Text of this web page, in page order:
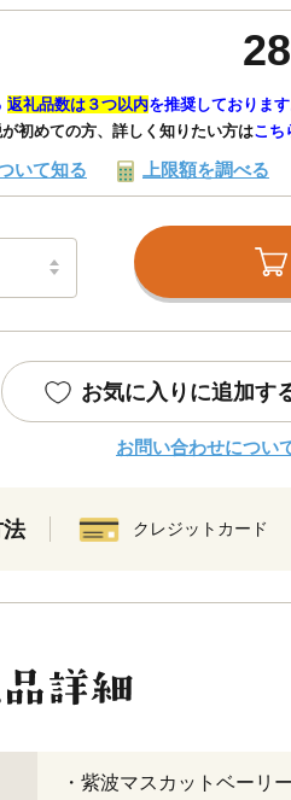
返礼品数は３つ以内を推奨しております
初めての方、詳しく知りたい方はこち
いて知る 上限額を調べる
お気に入りに追加す
お問い合わせについ
クレジットカード
・紫波マスカットベーリ